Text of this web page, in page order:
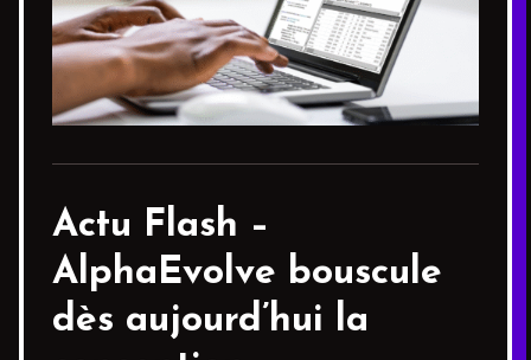
Actu Flash –
AlphaEvolve bouscule
dès aujourd’hui la